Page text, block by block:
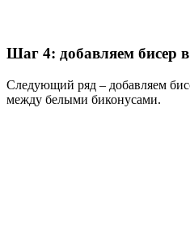
Шаг 4: добавляем бисер
Следующий ряд – добавляем
между белыми биконусами.